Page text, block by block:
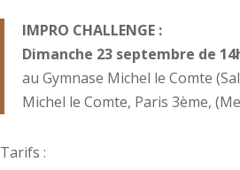
IMPRO CHALLENGE :
Dimanche 23 septembre de
au Gymnase Michel le Comte
Michel le Comte, Paris 3ème,
Tarifs :